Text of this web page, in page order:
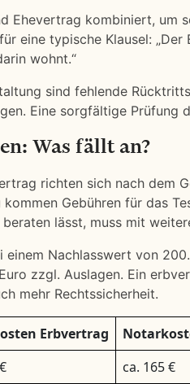
Ehevertrag kombiniert, um
eine typische Klausel:
wohnt.“
sind fehlende
Eine sorgfältige Prüfung
Was fällt an?
richten sich nach dem
Gebühren für das
lässt, muss mit
einem Nachlasswert von
zzgl. Auslagen. Ein
mehr Rechtssicherheit.
Erbvertrag
ca. 165 €